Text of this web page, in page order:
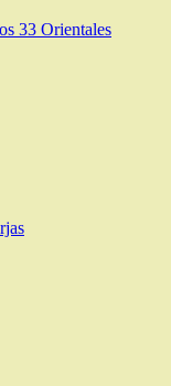
33 Orientales